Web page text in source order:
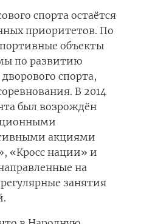
спорта остаётся
приоритетов. По
объекты
по развитию
спорта,
В 2014
был возрождён
акциями
«Кросс нации» и
на
занятия